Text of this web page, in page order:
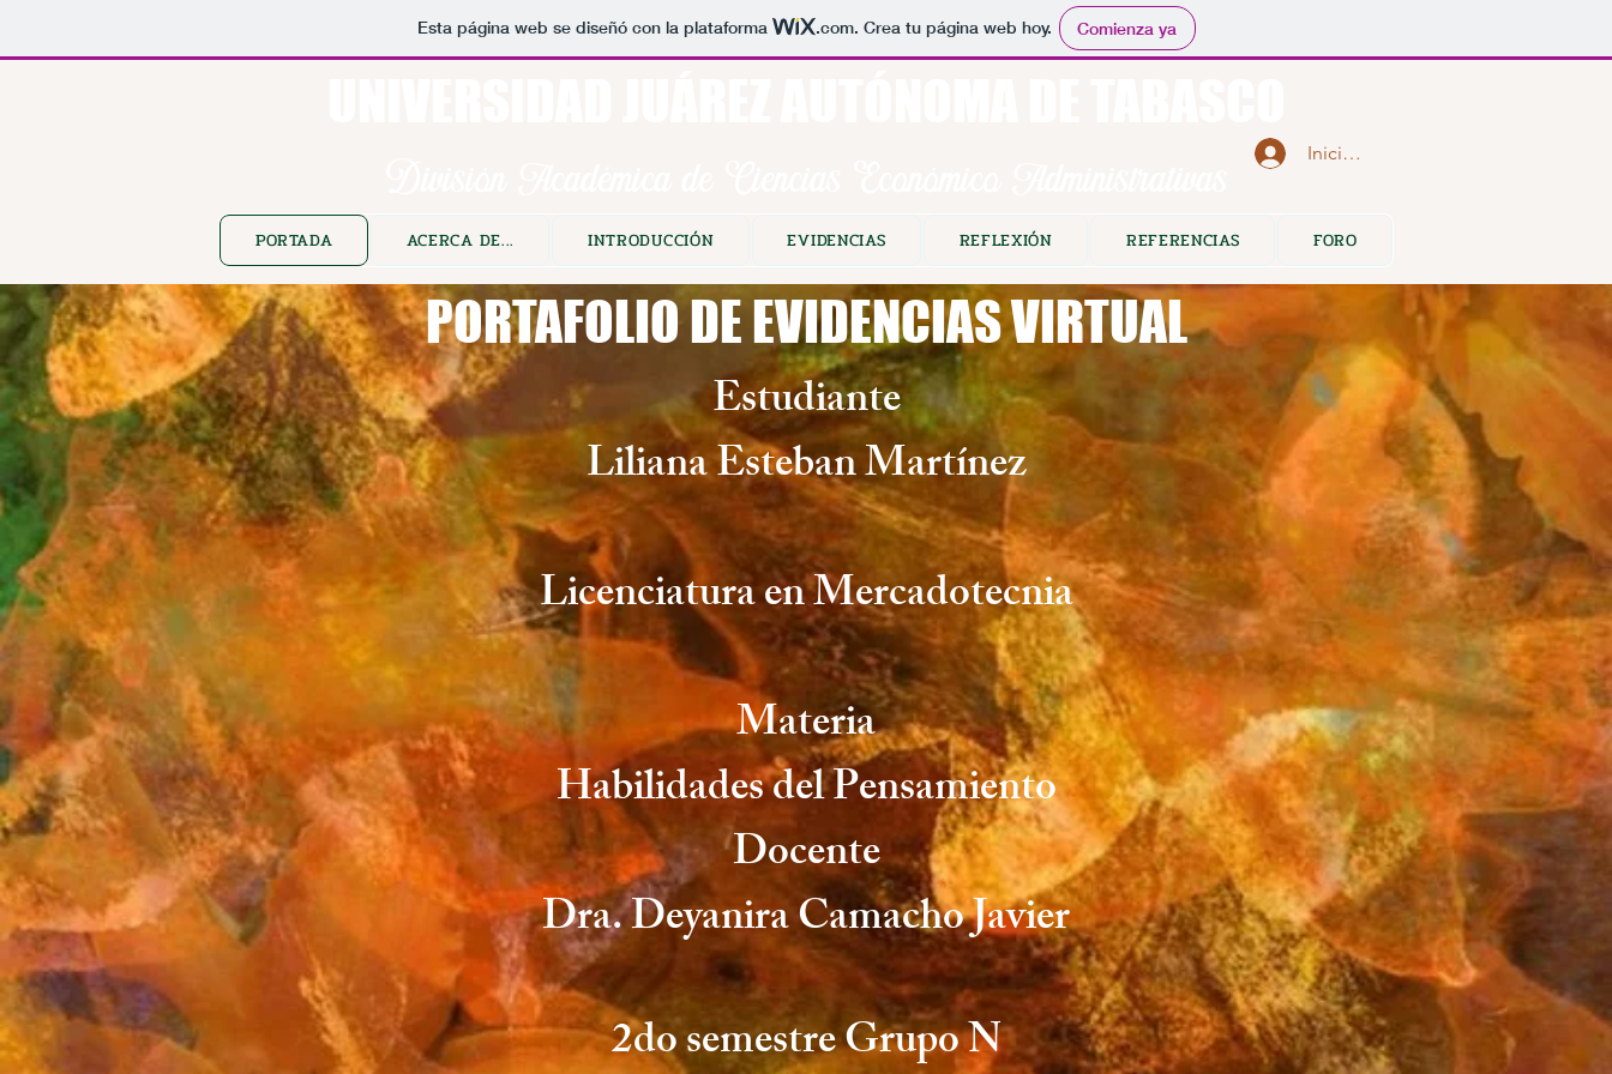
Esta página web se diseñó con la plataforma .com. Crea tu página web hoy. Comienza ya
Iniciar sesión
PORTADA ACERCA DE... INTRODUCCIÓN EVIDENCIAS REFLEXIÓN REFERENCIAS FORO
PORTAFOLIO DE EVIDENCIAS VIRTUAL
Estudiante
Liliana Esteban Martínez
Licenciatura en Mercadotecnia
Materia
Habilidades del Pensamiento
Docente
Dra. Deyanira Camacho Javier
2do semestre Grupo N